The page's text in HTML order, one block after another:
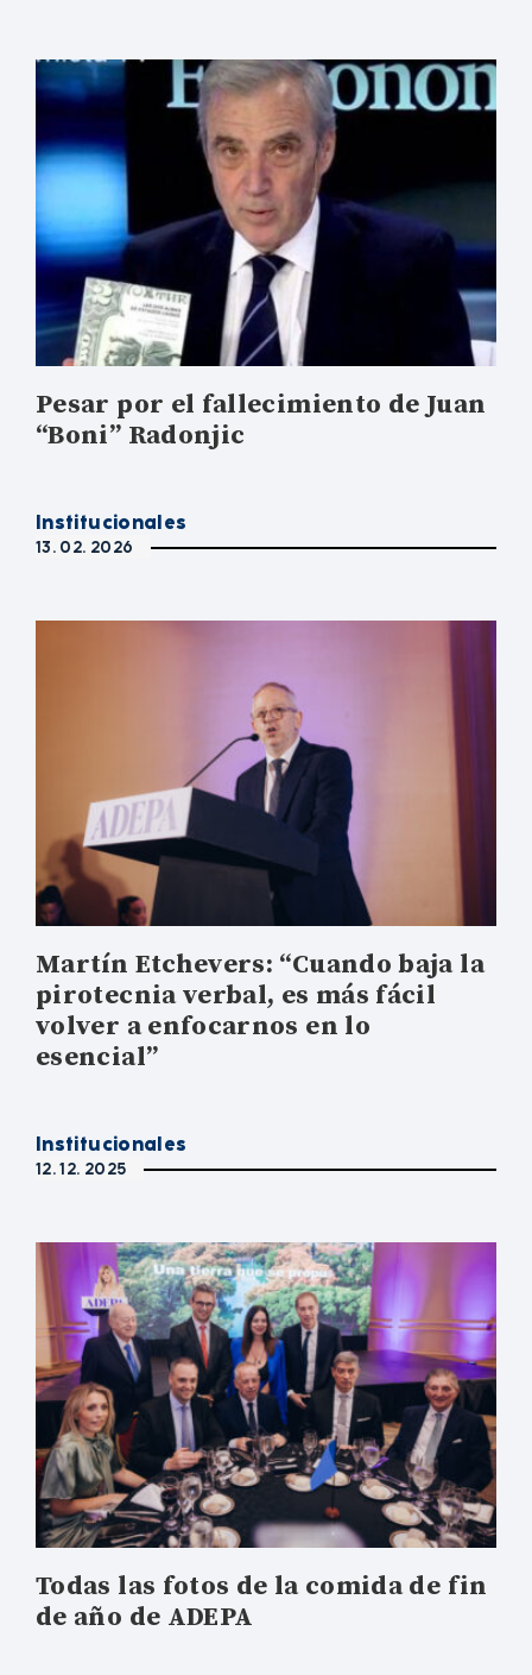
Pesar por el fallecimiento de Juan
“Boni” Radonjic
Institucionales
13. 02. 2026
Martín Etchevers: “Cuando baja la
pirotecnia verbal, es más fácil
volver a enfocarnos en lo
esencial”
Institucionales
12. 12. 2025
Todas las fotos de la comida de fin
de año de ADEPA